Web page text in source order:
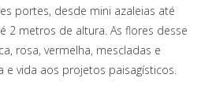
portes, desde mini azaleias até
2 metros de altura. As flores desse
rosa, vermelha, mescladas e
e vida aos projetos paisagísticos.